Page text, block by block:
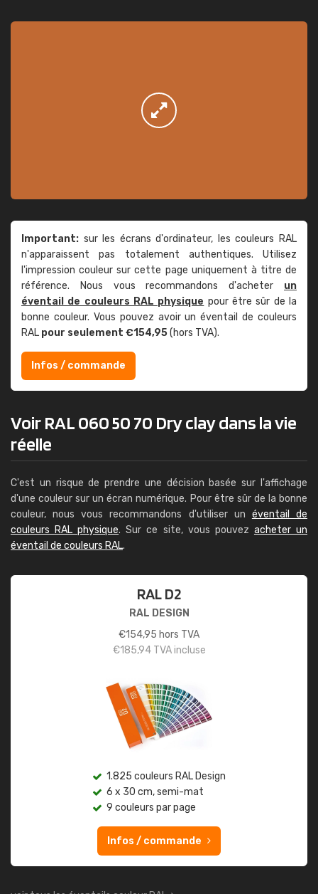
Important: sur les écrans d'ordinateur, les couleurs RAL
n'apparaissent pas totalement authentiques. Utilisez
l'impression couleur sur cette page uniquement à titre de
référence. Nous vous recommandons d'acheter un
éventail de couleurs RAL physique pour être sûr de la
bonne couleur. Vous pouvez avoir un éventail de couleurs
RAL pour seulement €154,95(hors TVA).
Infos / commande
Voir RAL 060 50 70 Dry clay dans la vie
réelle
C'est un risque de prendre une décision basée sur l'affichage
d'une couleur sur un écran numérique. Pour être sûr de la bonne
couleur, nous vous recommandons d'utiliser un éventail de
couleurs RAL physique. Sur ce site, vous pouvez acheter un
éventail de couleurs RAL.
RAL D2
RAL DESIGN
€154,95 hors TVA
€185,94TVA incluse
1.825 couleurs RAL Design
6 x 30 cm, semi-mat
9 couleurs par page
Infos / commande